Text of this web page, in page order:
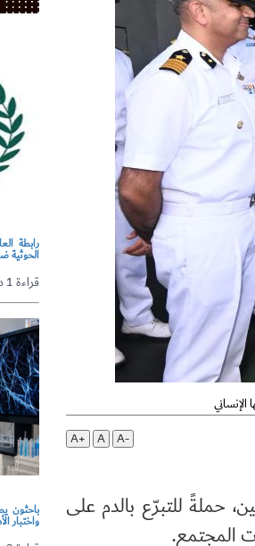
رابطة
الحوثية
09 Aug 2026 | قراءة 1 دقيقة
واختبار
A+
A A-
حملةً للتبرّع بالدم على
المجتمع.